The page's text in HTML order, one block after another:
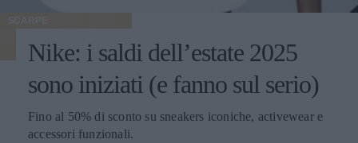
SCARPE
Nike: i saldi dell’estate 2025
sono iniziati (e fanno sul serio)
Fino al 50% di sconto su sneakers iconiche, activewear e
accessori funzionali.